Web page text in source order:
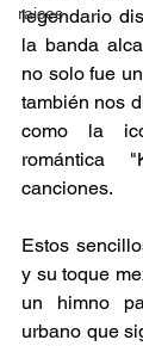
raices
legendario
la banda
no solo fue
también nos
como la
romántica
canciones.
Estos
y su toque
un himno
urbano que